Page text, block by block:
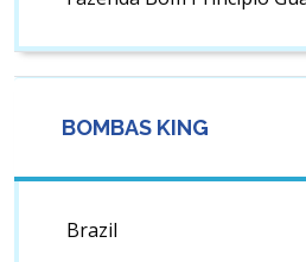
BOMBAS KING
Brazil